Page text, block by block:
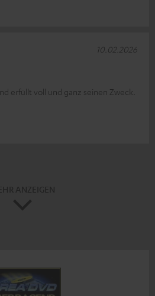
erfüllt voll und ganz seinen Zweck.
10.02.2026